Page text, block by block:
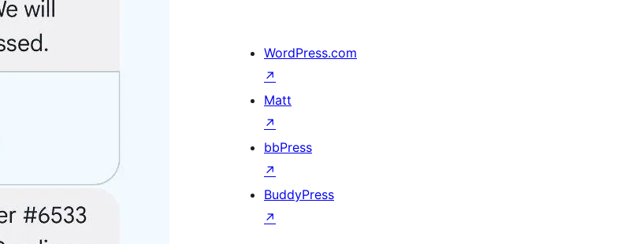
WordPress.com
↗
Matt
↗
bbPress
↗
BuddyPress
↗